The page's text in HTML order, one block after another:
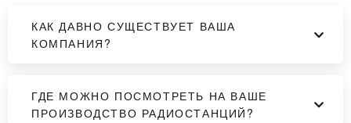
Beep)..........................есть
Конструкция
КАК ДАВНО СУЩЕСТВУЕТ ВАША
КОМПАНИЯ?
ГДЕ МОЖНО ПОСМОТРЕТЬ НА ВАШЕ
ПРОИЗВОДСТВО РАДИОСТАНЦИЙ?